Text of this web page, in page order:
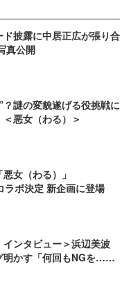
披露に中居正広が張り合
真公開
謎の変貌遂げる役挑戦に
＜悪女（わる）＞
女（わる）」
ラボ決定 新企画に登場
ンタビュー＞浜辺美波
明かす「何回もNGを…」